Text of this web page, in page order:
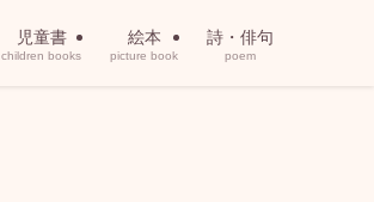
児童書
children books
絵本
picture book
詩・俳句
poem